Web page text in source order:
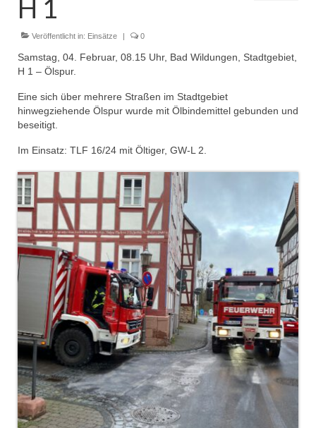
Einsätze
Einsatzstichworte
Jugendfeuerwehr
Dienstplan
Gründung Jugendfeuerwehr 1996
25-jähriges Jubiläum Jugendfeuerwehr 2021
Kreiszeltlager 2023
Kinderfeuerwehr
Infos
Dienstplan
Katastrophenschutz
GDekonP-Zug
Dienstplan Dekon-Zug
H 1
Veröffentlicht in: Einsätze | 0
Samstag, 04. Februar, 08.15 Uhr, Bad Wildungen, Stadtgebiet,
H 1 – Ölspur.
Eine sich über mehrere Straßen im Stadtgebiet
hinwegziehende Ölspur wurde mit Ölbindemittel gebunden und
beseitigt.
Im Einsatz: TLF 16/24 mit Öltiger, GW-L 2.